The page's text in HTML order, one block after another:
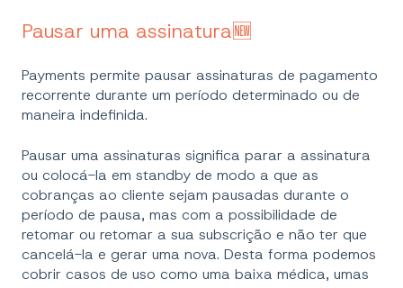
Pausar uma assinatura🆕
Payments permite pausar assinaturas de pagamento
recorrente durante um período determinado ou de
maneira indefinida.
Pausar uma assinaturas significa parar a assinatura
ou colocá-la em standby de modo a que as
cobranças ao cliente sejam pausadas durante o
período de pausa, mas com a possibilidade de
retomar ou retomar a sua subscrição e não ter que
cancelá-la e gerar uma nova. Desta forma podemos
cobrir casos de uso como uma baixa médica, umas